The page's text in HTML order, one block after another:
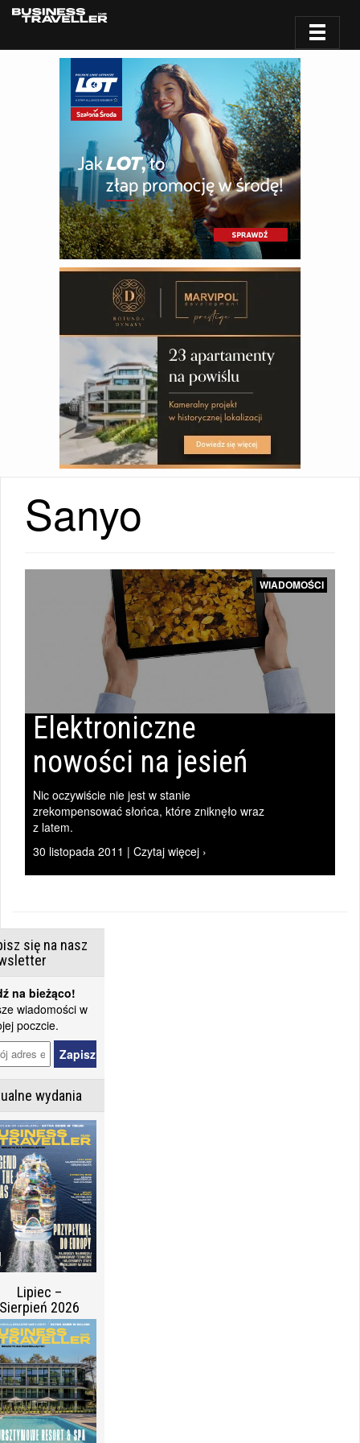
Sanyo
WIADOMOŚCI
Elektroniczne
nowości na jesień
Nic oczywiście nie jest w stanie
zrekompensować słońca, które zniknęło wraz
z latem.
30 listopada 2011 | Czytaj więcej ›
się na nasz
na bieżąco!
wiadomości w
poczcie.
wydania
Lipiec –
2026